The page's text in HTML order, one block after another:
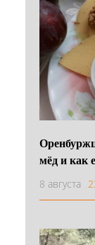
мёд и как
8 августа